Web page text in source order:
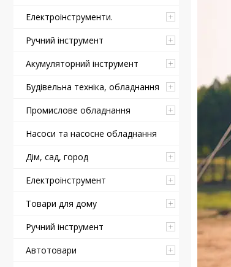
Електроінструменти.
Ручний інструмент
Акумуляторний інструмент
Будівельна техніка, обладнання
Промислове обладнання
Насоси та насосне обладнання
Дім, сад, город
Електроінструмент
Товари для дому
Ручний інструмент
Автотовари